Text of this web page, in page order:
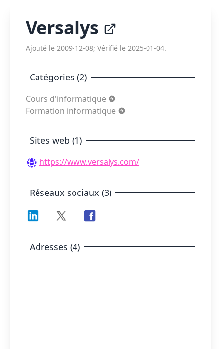
Versalys
Ajouté le 2009-12-08; Vérifié le 2025-01-04.
Catégories (2)
Cours d'informatique
Formation informatique
Sites web (1)
https://www.versalys.com/
Réseaux sociaux (3)
Adresses (4)